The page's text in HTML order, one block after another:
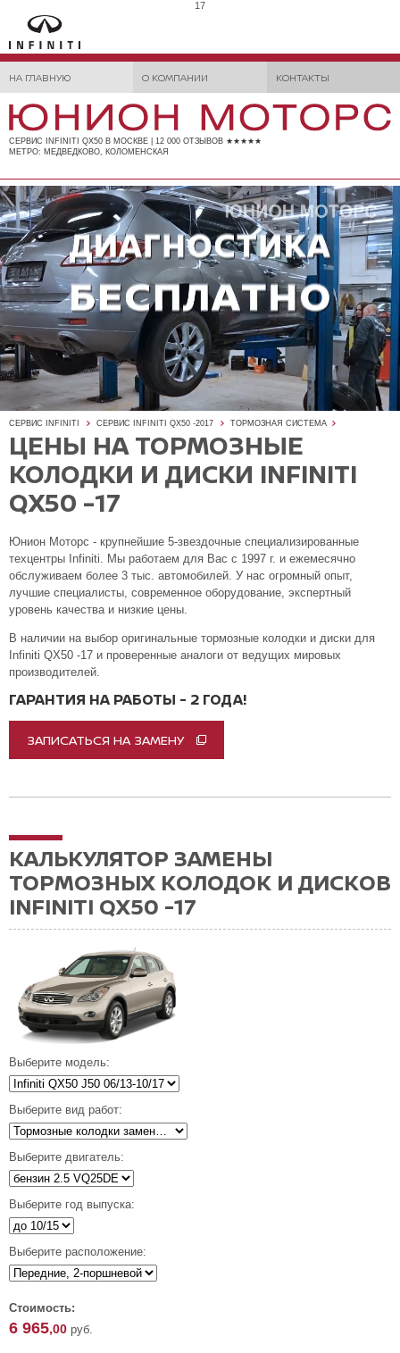
17
НА ГЛАВНУЮ О КОМПАНИИ КОНТАКТЫ
СЕРВИС INFINITI QX50 В МОСКВЕ | 12 000 ОТЗЫВОВ ★★★★★
МЕТРО: МЕДВЕДКОВО, КОЛОМЕНСКАЯ
СЕРВИС INFINITI СЕРВИС INFINITI QX50 -2017 ТОРМОЗНАЯ СИСТЕМА
ЦЕНЫ НА ТОРМОЗНЫЕ
КОЛОДКИ И ДИСКИ INFINITI
QX50 -17
Юнион Моторс - крупнейшие 5-звездочные специализированные
техцентры Infiniti. Мы работаем для Вас с 1997 г. и ежемесячно
обслуживаем более 3 тыс. автомобилей. У нас огромный опыт,
лучшие специалисты, современное оборудование, экспертный
уровень качества и низкие цены.
В наличии на выбор оригинальные тормозные колодки и диски для
Infiniti QX50 -17 и проверенные аналоги от ведущих мировых
производителей.
ГАРАНТИЯ НА РАБОТЫ - 2 ГОДА!
ЗАПИСАТЬСЯ НА ЗАМЕНУ
КАЛЬКУЛЯТОР ЗАМЕНЫ
ТОРМОЗНЫХ КОЛОДОК И ДИСКОВ
INFINITI QX50 -17
Выберите модель:
Выберите вид работ:
Выберите двигатель:
Выберите год выпуска:
Выберите расположение:
Стоимость:
6 965,00 руб.